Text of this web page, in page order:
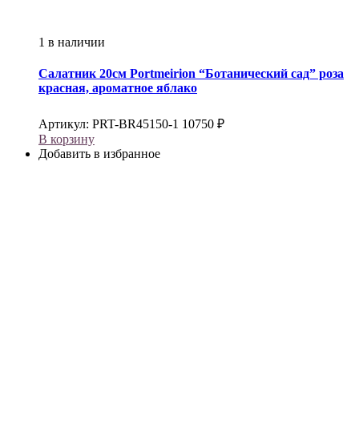
1 в наличии
Салатник 20см Portmeirion “Ботанический сад” роза
красная, ароматное яблако
Артикул: PRT-BR45150-1 10750 ₽
В корзину
Добавить в избранное